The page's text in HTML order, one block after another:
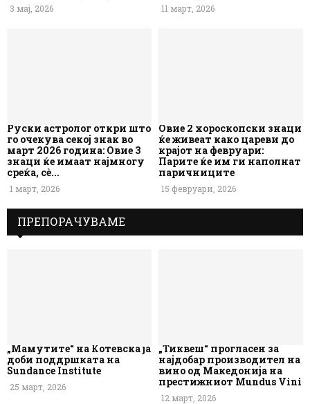
3 мај, 2026 11 март, 2026
Руски астролог откри што
го очекува секој знак во
март 2026 година: Овие 3
знаци ќе имаат најмногу
среќа, сè...
1 март, 2026
Овие 2 хороскопски знаци
ќе живеат како цареви до
крајот на февруари:
Парите ќе им ги наполнат
паричниците
15 февруари, 2026
ПРЕПОРАЧУВАМЕ
„Мамутите“ на Котевска ја
доби поддршката на
Sundance Institute
25 март, 2026
„Тиквеш“ прогласен за
најдобар производител на
вино од Македонија на
престижниот Mundus Vini
12 март, 2026